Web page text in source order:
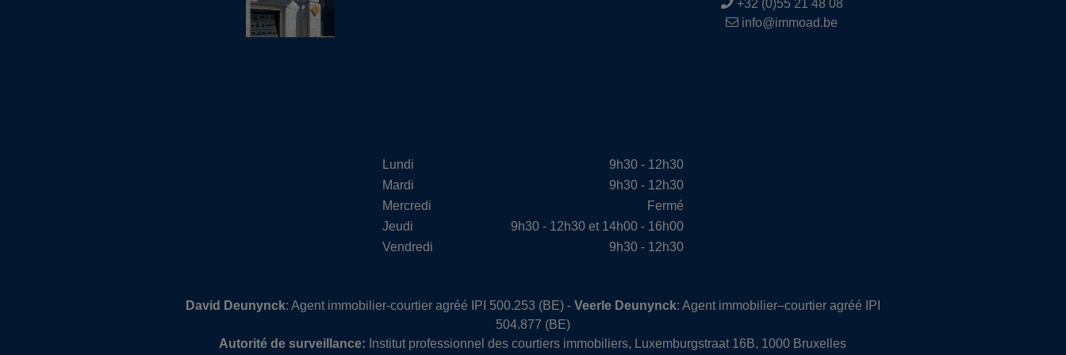
+32 (0)55 21 48 08
info@immoad.be
Lundi
9h30 - 12h30
Mardi
9h30 - 12h30
Mercredi
Fermé
Jeudi
9h30 - 12h30 et 14h00 - 16h00
Vendredi
9h30 - 12h30
David Deunynck: Agent immobilier-courtier agréé IPI 500.253 (BE) - Veerle Deunynck: Agent immobilier–courtier agréé IPI
504.877 (BE)
Autorité de surveillance: Institut professionnel des courtiers immobiliers, Luxemburgstraat 16B, 1000 Bruxelles